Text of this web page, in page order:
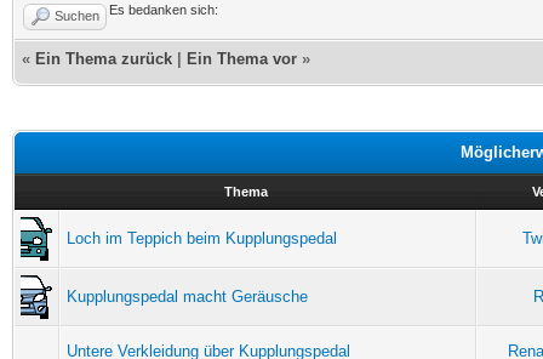
Suchen Es bedanken sich:
« Ein Thema zurück Ein Thema vor »
Thema
Loch im Teppich beim Kupplungspedal
Kupplungspedal macht Geräusche
Untere Verkleidung über Kupplungspedal